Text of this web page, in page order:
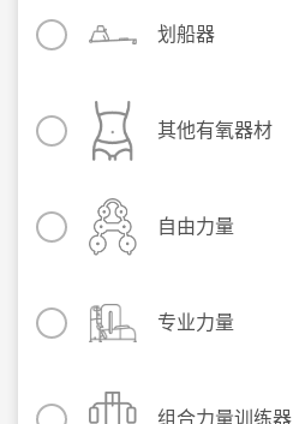
划船器
其他有氧器材
自由力量
专业力量
组合力量训练器